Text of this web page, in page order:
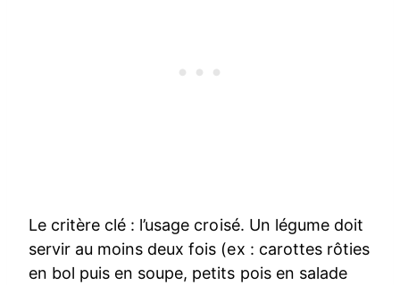
Le critère clé : l’usage croisé. Un légume doit
servir au moins deux fois (ex : carottes rôties
en bol puis en soupe, petits pois en salade